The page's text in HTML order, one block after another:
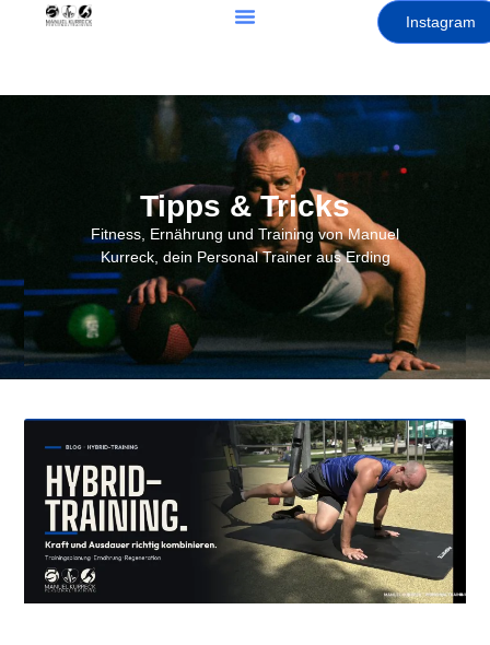
Instagram
Tipps & Tricks
Fitness, Ernährung und Training von Manuel
Kurreck, dein Personal Trainer aus Erding